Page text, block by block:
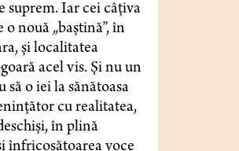
suprem. Iar cei câțiva
nouă „baștină”, în
și localitatea
acel vis. Și nu un
o iei la sănătoasa
cu realitatea,
în plină
înfricoșătoarea voce